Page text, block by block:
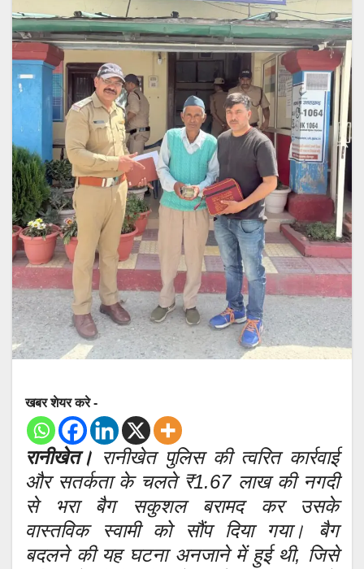
खबर शेयर करे -
रानीखेत। रानीखेत पुलिस की त्वरित कार्रवाई
और सतर्कता के चलते ₹1.67 लाख की नगदी
से भरा बैग सकुशल बरामद कर उसके
वास्तविक स्वामी को सौंप दिया गया। बैग
बदलने की यह घटना अनजाने में हुई थी, जिसे